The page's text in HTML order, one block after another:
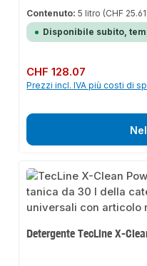
Contenuto:5 litro (CHF
Disponibile subito,
Prezzo normale:
CHF 128.07
Prezzi incl. IVA più costi di
Detergente TecLine X-